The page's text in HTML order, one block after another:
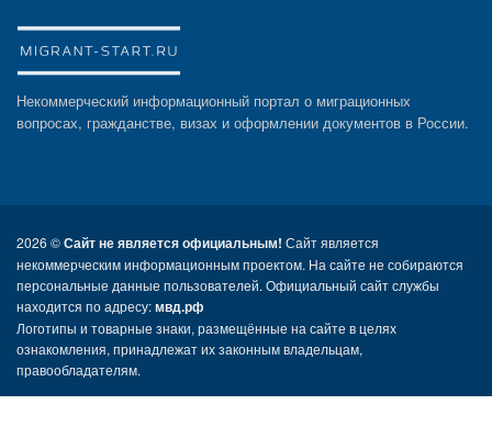
Некоммерческий информационный портал о миграционных
вопросах, гражданстве, визах и оформлении документов в России.
2026 ©Сайт не является официальным! Сайт является
некоммерческим информационным проектом. На сайте не собираются
персональные данные пользователей. Официальный сайт службы
находится по адресу:мвд.рф
Логотипы и товарные знаки, размещённые на сайте в целях
ознакомления, принадлежат их законным владельцам,
правообладателям.